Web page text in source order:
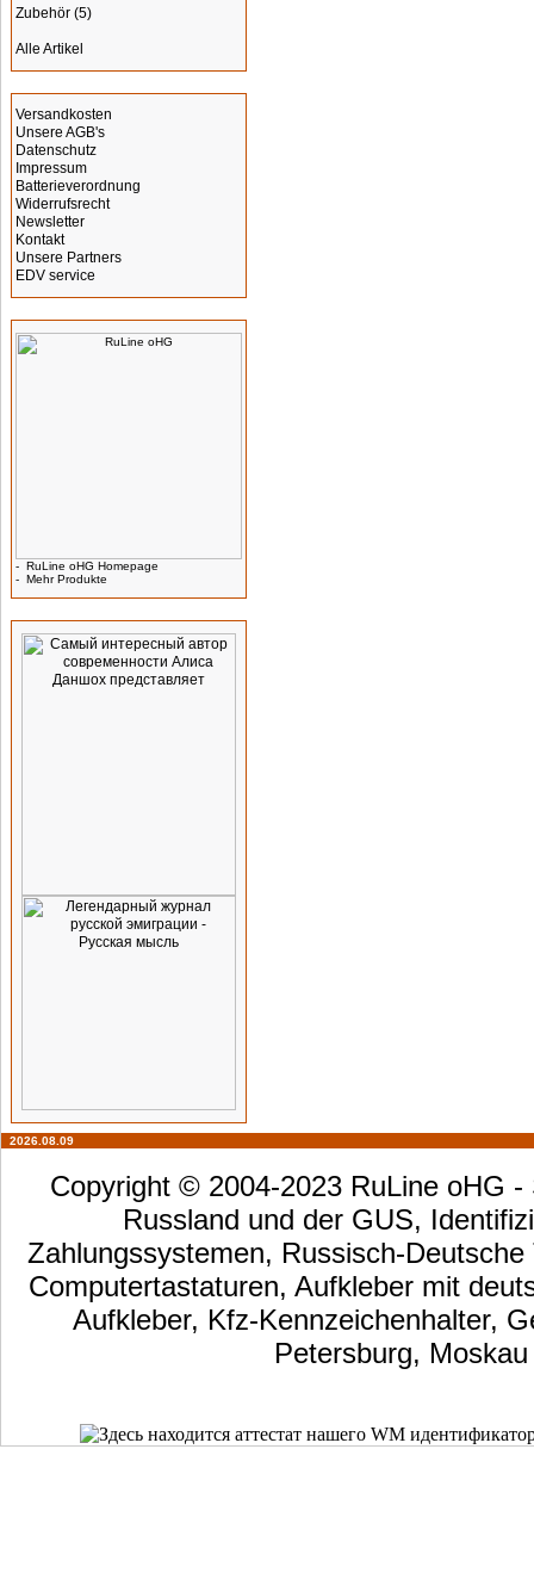
Zubehör (5)
Alle Artikel
Versandkosten
Unsere AGB's
Datenschutz
Impressum
Batterieverordnung
Widerrufsrecht
Newsletter
Kontakt
Unsere Partners
EDV service
- RuLine oHG Homepage
- Mehr Produkte
2026.08.09
Copyright © 2004-2023 RuLine oHG
Russland und der GUS,
Zahlungssystemen, Russisch-
Computertastaturen, Aufkleber mit
Aufkleber, Kfz-Kennzeichenhalter,
Petersburg,